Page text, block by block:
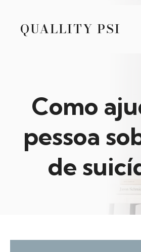
QUALLITY PSI
Como
pessoa
de